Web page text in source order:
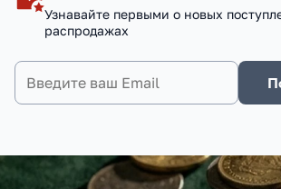
Узнавайте первыми о новых
распродажах